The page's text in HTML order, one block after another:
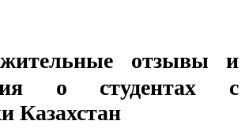
отзывы и
о студентах с
Казахстан